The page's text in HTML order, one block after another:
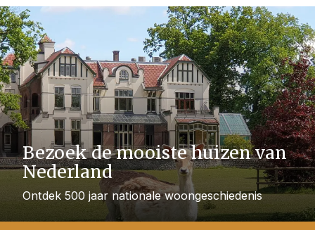
Bezoek de mooiste huizen van
Nederland
Ontdek 500 jaar nationale woongeschiedenis